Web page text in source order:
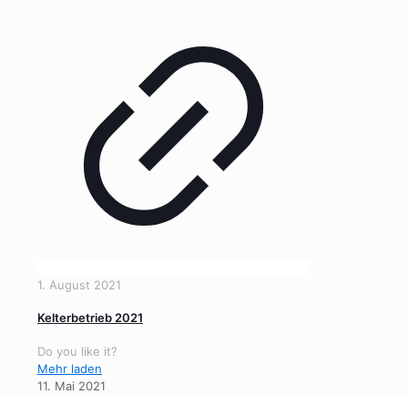
1. August 2021
Kelterbetrieb 2021
Do you like it?
Mehr laden
11. Mai 2021